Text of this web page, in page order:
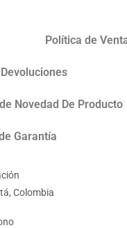
Política de
Novedad De Producto
Garantía
Colombia